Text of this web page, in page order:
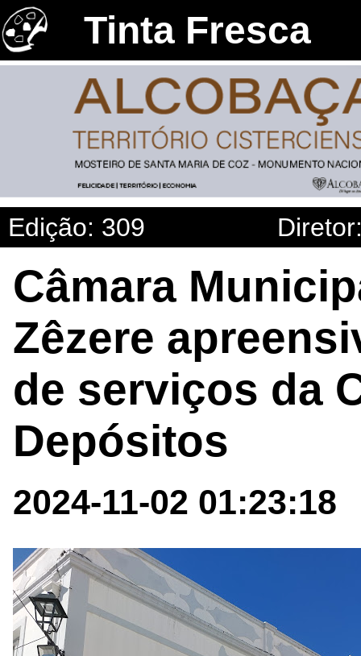
Tinta Fresca
Edição: 309
Câmara
Zêzere
de serviços da
Depósitos
2024-11-02 01:23:18